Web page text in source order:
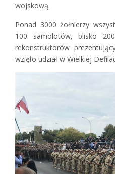
wojskową.
Ponad 3000 żołnierzy
100 samolotów, blisko
rekonstruktorów
wzięło udział w Wielkiej